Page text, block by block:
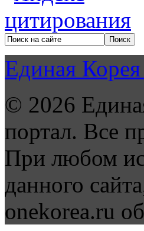
Единая
© 2026
портал. Все
При любом
данного
onekorea.ru